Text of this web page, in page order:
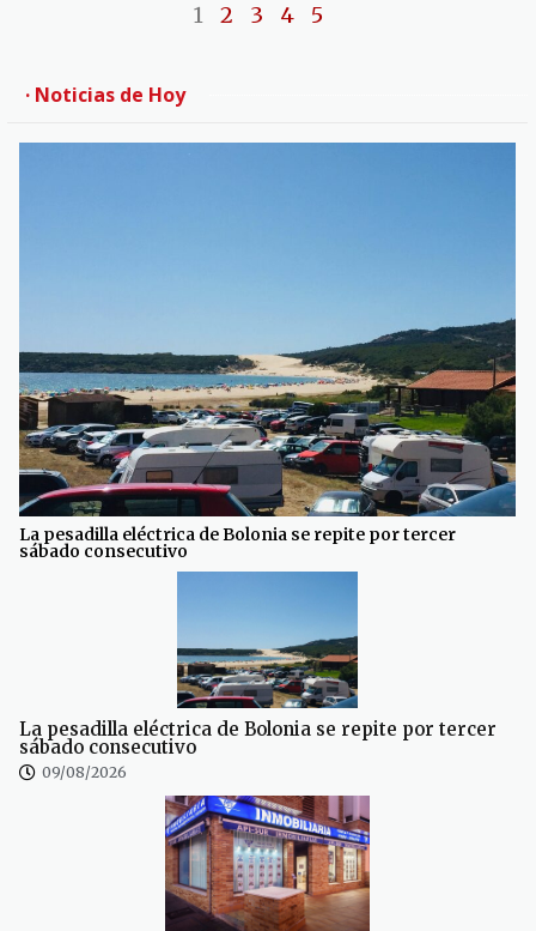
1 2 3 4 5
· Noticias de Hoy
La pesadilla eléctrica de Bolonia se repite por tercer
sábado consecutivo
La pesadilla eléctrica de Bolonia se repite por tercer
sábado consecutivo
09/08/2026